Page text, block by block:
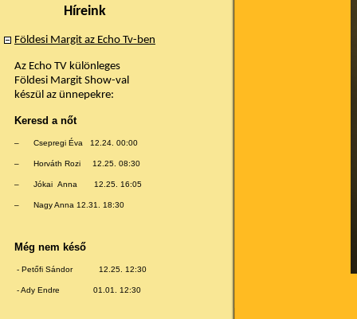
Híreink
Földesi Margit az Echo Tv-ben
Az Echo TV különleges
Földesi Margit Show-val
készül az ünnepekre:
Keresd a nőt
– Csepregi Éva 12.24. 00:00
– Horváth Rozi 12.25. 08:30
– Jókai Anna 12.25. 16:05
– Nagy Anna 12.31. 18:30
Még nem késő
- Petőfi Sándor 12.25. 12:30
- Ady Endre 01.01. 12:30